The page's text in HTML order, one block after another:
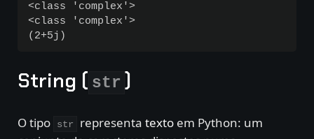
<class 'complex'>
<class 'complex'>
String ( str )
O tipo str representa texto em Python: um